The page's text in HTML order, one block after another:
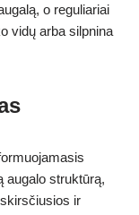
o reguliariai
vidų arba silpnina
augalo struktūrą,
ir